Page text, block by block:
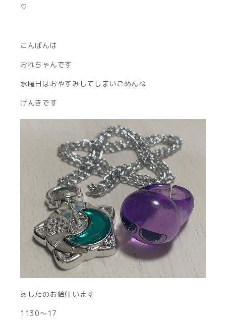
♡
こんばんは
おれちゃんです
水曜日はおやすみしてしまいごめんね
げんきです
あしたのお給仕います
1130〜17